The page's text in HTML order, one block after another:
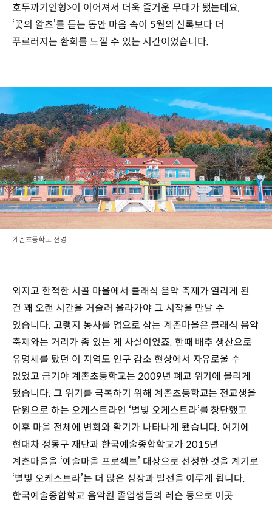
호두까기인형>이 이어져서 더욱 즐거운 무대가 됐는데요,
‘꽃의 왈츠’를 듣는 동안 마음 속이 5월의 신록보다 더
푸르러지는 환희를 느낄 수 있는 시간이었습니다.
계촌초등학교 전경
외지고 한적한 시골 마을에서 클래식 음악 축제가 열리게 된
건 꽤 오랜 시간을 거슬러 올라가야 그 시작을 만날 수
있습니다. 고랭지 농사를 업으로 삼는 계촌마을은 클래식 음악
축제와는 거리가 좀 있는 게 사실이었죠. 한때 배추 생산으로
유명세를 탔던 이 지역도 인구 감소 현상에서 자유로울 수
없었고 급기야 계촌초등학교는 2009년 폐교 위기에 몰리게
됐습니다. 그 위기를 극복하기 위해 계촌초등학교는 전교생을
단원으로 하는 오케스트라인 ‘별빛 오케스트라’를 창단했고
이후 마을 전체에 변화와 활기가 나타나게 됐습니다. 여기에
현대차 정몽구 재단과 한국예술종합학교가 2015년
계촌마을을 ‘예술마을 프로젝트’ 대상으로 선정한 것을 계기로
‘별빛 오케스트라’는 더 많은 성장과 발전을 이루게 됩니다.
한국예술종합학교 음악원 졸업생들의 레슨 등으로 이곳